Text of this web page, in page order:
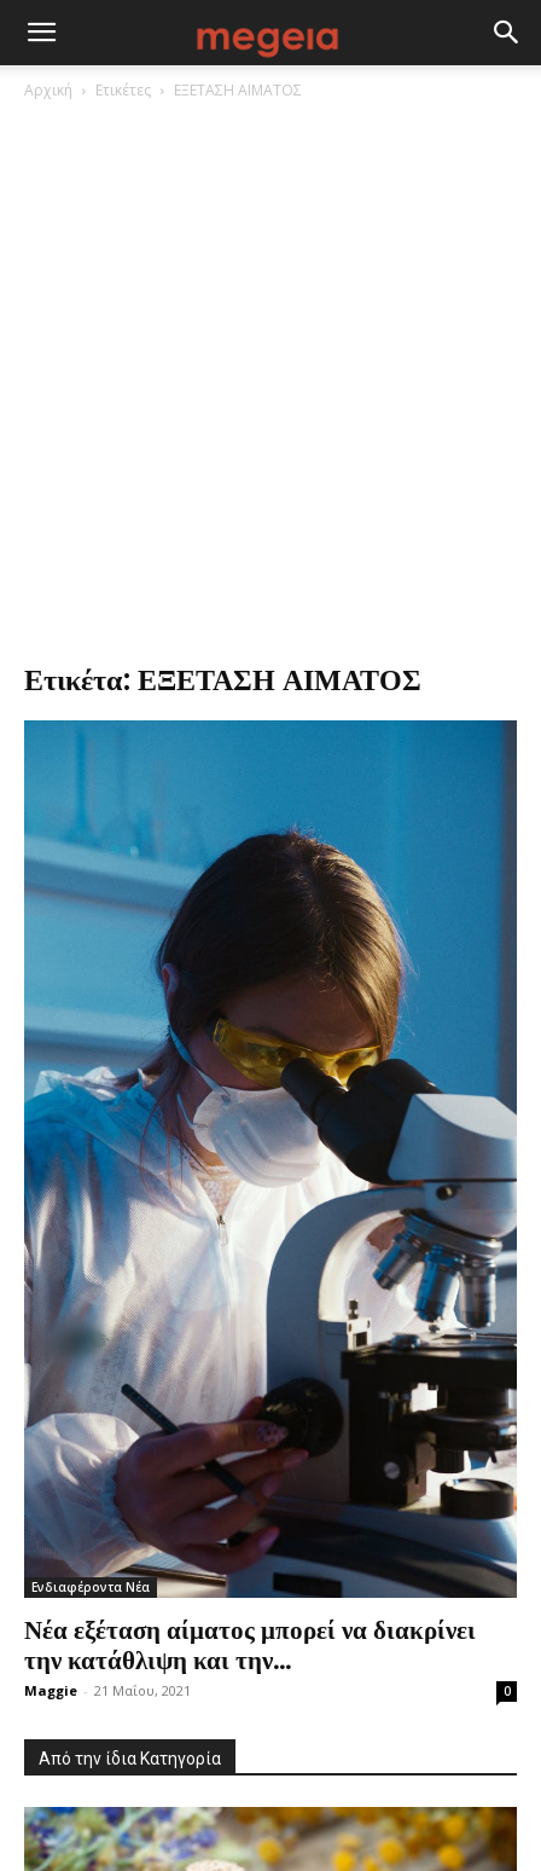
Αρχική Ετικέτες ΕΞΕΤΑΣΗ ΑΙΜΑΤΟΣ
Ετικέτα: ΕΞΕΤΑΣΗ ΑΙΜΑΤΟΣ
Ενδιαφέροντα Νέα
Νέα εξέταση αίματος μπορεί να διακρίνει
την κατάθλιψη και την...
Maggie - 21 Μαΐου, 2021 0
Από την ίδια Κατηγορία